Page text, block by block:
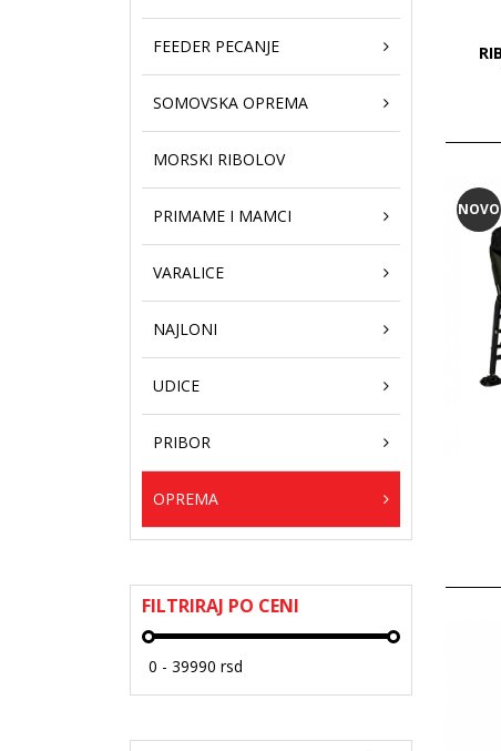
FEEDER PECANJE
SOMOVSKA OPREMA
MORSKI RIBOLOV
PRIMAME I MAMCI
VARALICE
NAJLONI
UDICE
PRIBOR
OPREMA
FILTRIRAJ PO CENI
390,00 RSD
SPRO DYNAFIL
POWERBRAID
IZDRŽLJIVA STRUNA
0,40 MM
NOVO